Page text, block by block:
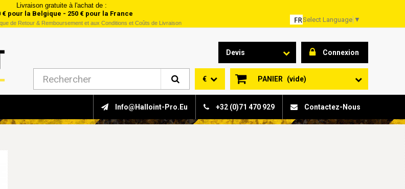
Livraison gratuite à l'achat de :
€ pour la Belgique - 250 € pour la France
de Retour & Remboursement et aux Conditions et Coûts de Livraison Select Language ▼
Connexion
Devis
PANIER (vide)
€
Contactez-Nous
+32 (0)71 470 929
Info@halloint-Pro.eu